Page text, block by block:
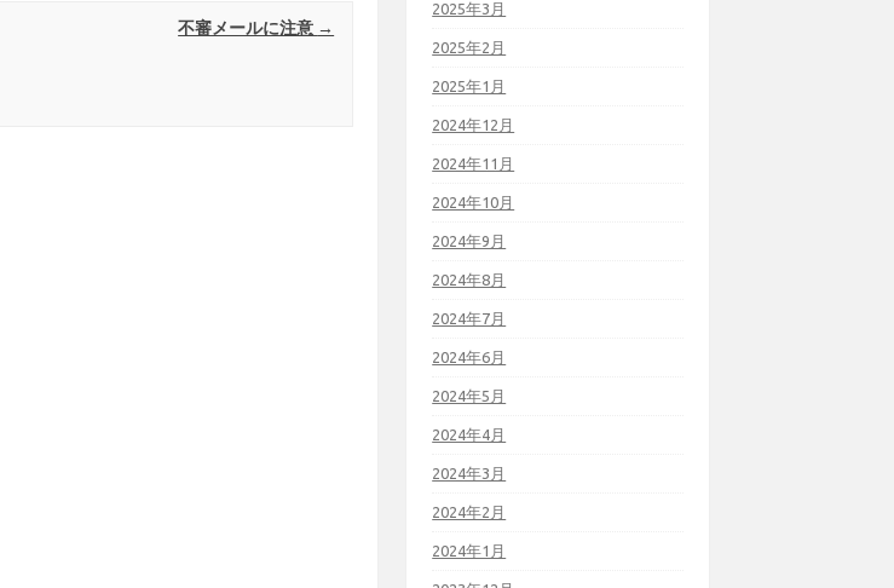
不審メールに注意 →
2025年3月
2025年2月
2025年1月
2024年12月
2024年11月
2024年10月
2024年9月
2024年8月
2024年7月
2024年6月
2024年5月
2024年4月
2024年3月
2024年2月
2024年1月